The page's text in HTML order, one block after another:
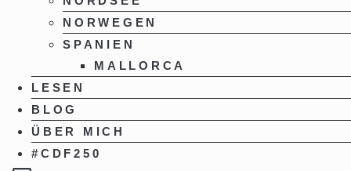
NORWEGEN
SPANIEN
MALLORCA
LESEN
BLOG
ÜBER MICH
#CDF250